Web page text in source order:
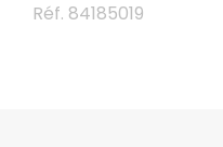
Réf. 84185019